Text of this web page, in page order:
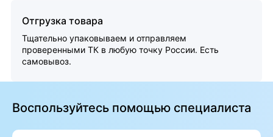
Отгрузка товара
Тщательно упаковываем и отправляем
проверенными ТК в любую точку России. Есть
самовывоз.
Воспользуйтесь помощью специалиста